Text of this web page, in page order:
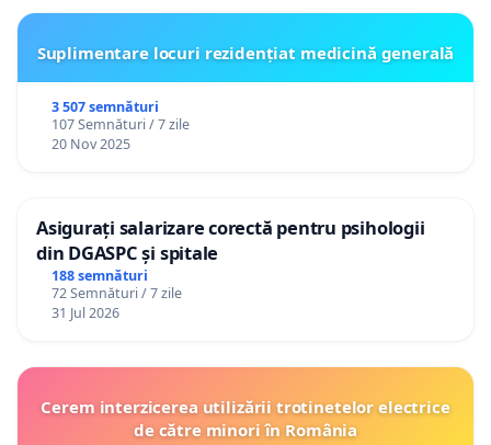
Suplimentare locuri rezidențiat medicină generală
3 507 semnături
107 Semnături / 7 zile
20 Nov 2025
Asigurați salarizare corectă pentru psihologii
din DGASPC și spitale
188 semnături
72 Semnături / 7 zile
31 Jul 2026
Cerem interzicerea utilizării trotinetelor electrice
de către minori în România